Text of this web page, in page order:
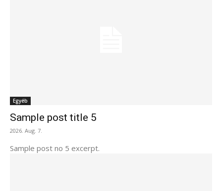
Egyéb
Sample post title 5
2026. Aug. 7.
Sample post no 5 excerpt.